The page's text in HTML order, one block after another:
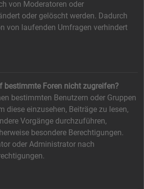
von Moderatoren oder
oder gelöscht werden. Dadurch
von laufenden Umfragen verhindert
bestimmte Foren nicht zugreifen?
bestimmten Benutzern oder Gruppen
diese einzusehen, Beiträge zu lesen,
Vorgänge durchzuführen,
besondere Berechtigungen.
oder Administrator nach